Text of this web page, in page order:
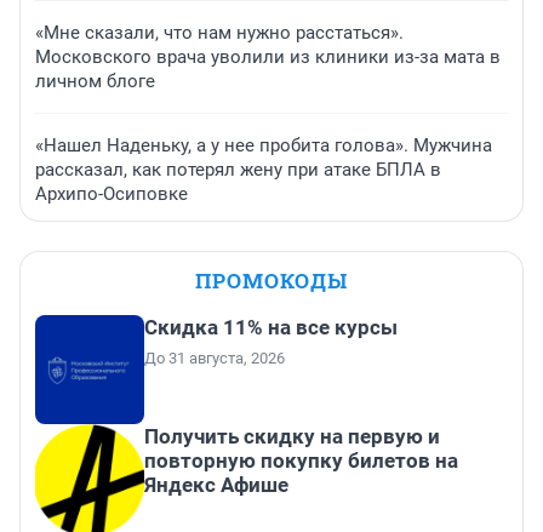
«Мне сказали, что нам нужно расстаться».
Московского врача уволили из клиники из-за мата в
личном блоге
«Нашел Наденьку, а у нее пробита голова». Мужчина
рассказал, как потерял жену при атаке БПЛА в
Архипо-Осиповке
ПРОМОКОДЫ
Скидка 11% на все курсы
До 31 августа, 2026
Получить скидку на первую и
повторную покупку билетов на
Яндекс Афише